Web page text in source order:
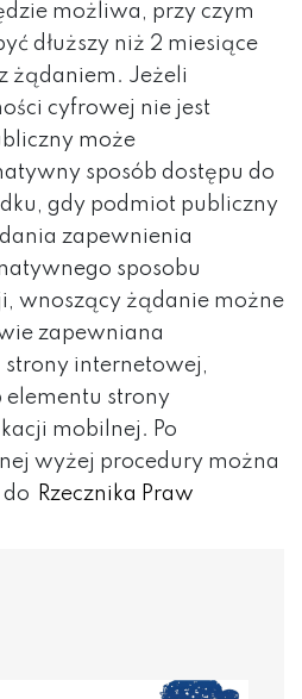
możliwa, przy czym
dłuższy niż 2 miesiące
żądaniem. Jeżeli
cyfrowej nie jest
może
sposób dostępu do
gdy podmiot publiczny
zapewnienia
sposobu
wnoszący żądanie możne
zapewniana
internetowej,
strony
mobilnej. Po
wyżej procedury można
do
Rzecznika Praw